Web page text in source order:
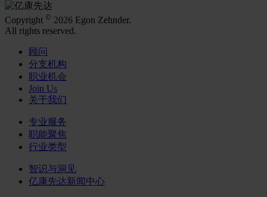
Copyright © 2026 Egon Zehnder.
All rights reserved.
顾问
分支机构
职业机会
Join Us
关于我们
专业服务
职能聚焦
行业类型
智识与洞见
亿康先达新闻中心